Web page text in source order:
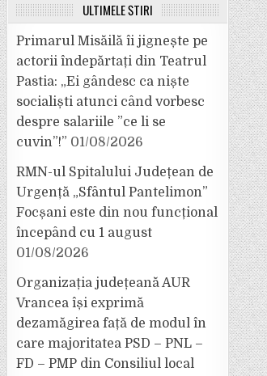
ULTIMELE ȘTIRI
Primarul Misăilă îi jignește pe
actorii îndepărtați din Teatrul
Pastia: „Ei gândesc ca niște
socialiști atunci când vorbesc
despre salariile ”ce li se
cuvin”!” 01/08/2026
RMN-ul Spitalului Județean de
Urgență „Sfântul Pantelimon”
Focșani este din nou funcțional
începând cu 1 august
01/08/2026
Organizația județeană AUR
Vrancea își exprimă
dezamăgirea față de modul în
care majoritatea PSD – PNL –
FD – PMP din Consiliul local